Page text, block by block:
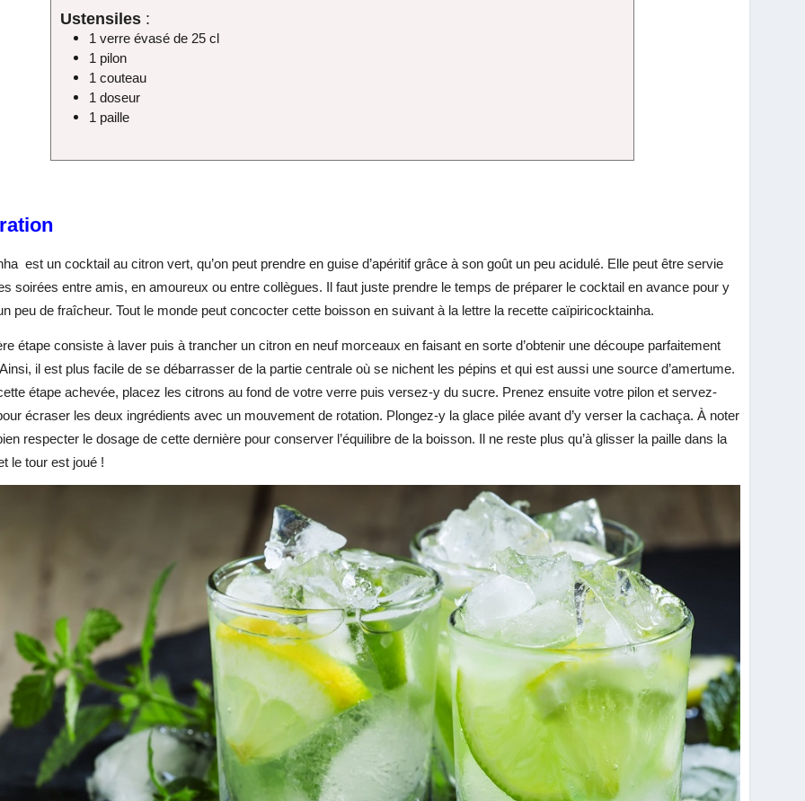
Ustensiles :
1 verre évasé de 25 cl
1 pilon
1 couteau
1 doseur
1 paille
est un cocktail au citron vert, qu’on peut prendre en guise d’apéritif grâce à son goût un peu acidulé. Elle peut être servie
soirées entre amis, en amoureux ou entre collègues. Il faut juste prendre le temps de préparer le cocktail en avance pour y
peu de fraîcheur. Tout le monde peut concocter cette boisson en suivant à la lettre la recette caïpiricocktainha.
étape consiste à laver puis à trancher un citron en neuf morceaux en faisant en sorte d’obtenir une découpe parfaitement
il est plus facile de se débarrasser de la partie centrale où se nichent les pépins et qui est aussi une source d’amertume.
étape achevée, placez les citrons au fond de votre verre puis versez-y du sucre. Prenez ensuite votre pilon et servez-
écraser les deux ingrédients avec un mouvement de rotation. Plongez-y la glace pilée avant d’y verser la cachaça. À noter
respecter le dosage de cette dernière pour conserver l’équilibre de la boisson. Il ne reste plus qu’à glisser la paille dans la
le tour est joué !